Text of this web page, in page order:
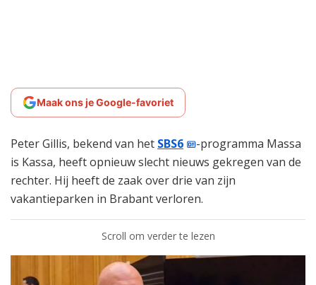
Maak ons je Google-favoriet
Peter Gillis, bekend van het SBS6
-programma Massa
is Kassa, heeft opnieuw slecht nieuws gekregen van de
rechter. Hij heeft de zaak over drie van zijn
vakantieparken in Brabant verloren.
Scroll om verder te lezen